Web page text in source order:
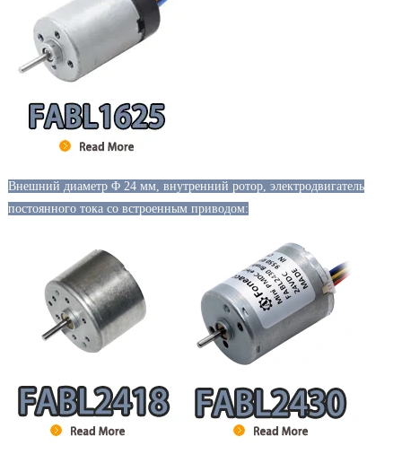
Внешний диаметр Φ 24 мм, внутренний ротор, электродвигатель
постоянного тока со встроенным приводом: